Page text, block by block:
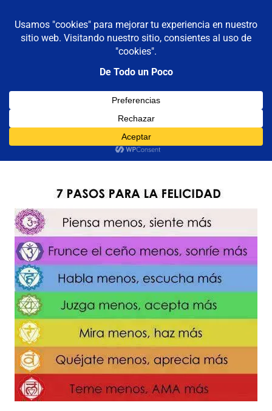
contenido
De todo un poco
Reflexiones,
Viajes
MENÚ
7 pasos para la felicidad
Luis Castellanos
Felicidad Gráficos